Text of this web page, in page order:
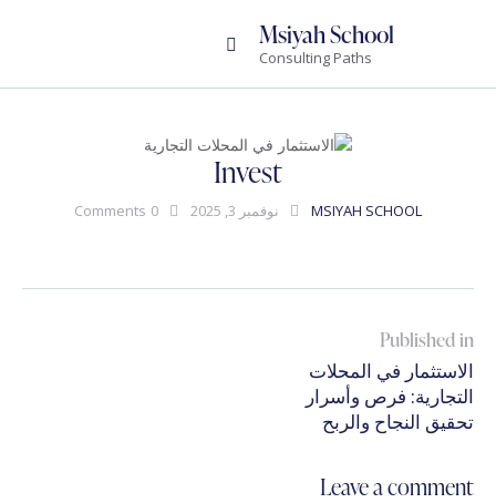
Msiyah School
Consulting Paths
Invest
MSIYAH SCHOOL نوفمبر 3, 2025 0
Comments
تصفّح
المقالات
Published in
Previous
post:
الاستثمار في المحلات
التجارية: فرص وأسرار
تحقيق النجاح والربح
Leave a comment